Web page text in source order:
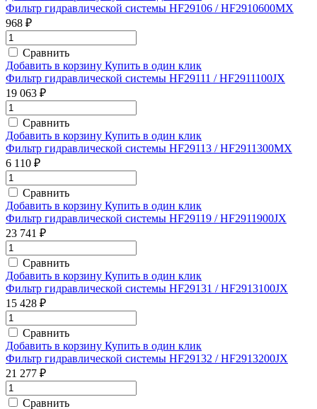
Фильтр гидравлической системы HF29106 / HF2910600MX
968 ₽
Сравнить
Добавить в корзину Купить в один клик
Фильтр гидравлической системы HF29111 / HF2911100JX
19 063 ₽
Сравнить
Добавить в корзину Купить в один клик
Фильтр гидравлической системы HF29113 / HF2911300MX
6 110 ₽
Сравнить
Добавить в корзину Купить в один клик
Фильтр гидравлической системы HF29119 / HF2911900JX
23 741 ₽
Сравнить
Добавить в корзину Купить в один клик
Фильтр гидравлической системы HF29131 / HF2913100JX
15 428 ₽
Сравнить
Добавить в корзину Купить в один клик
Фильтр гидравлической системы HF29132 / HF2913200JX
21 277 ₽
Сравнить